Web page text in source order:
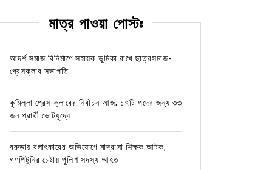
মাত্র পাওয়া পোস্টঃ
আদর্শ সমাজ বিনির্মাণে সহায়ক ভুমিকা রাখে ছাত্রসমাজ-
প্রেসক্লাব সভাপতি
কুমিল্লা প্রেস ক্লাবের নির্বাচন আজ; ১৭টি পদের জন্য ৩৩
জন প্রার্থী ভোটযুদ্ধে
বরুড়ায় বলাৎকারের অভিযোগে মাদ্রাসা শিক্ষক আটক,
গণপিটুনির চেষ্টায় পুলিশ সদস্য আহত